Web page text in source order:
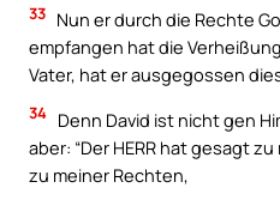
33 Nun er durch die Rechte
empfangen hat die
Vater, hat er ausgegossen
34 Denn David ist nicht gen
aber: “Der HERR hat gesagt
zu meiner Rechten,